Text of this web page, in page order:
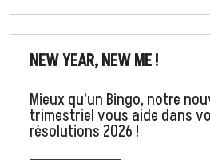
NEW YEAR, NEW ME !
Mieux qu'un Bingo, notre
trimestriel vous aide dans
résolutions 2026 !